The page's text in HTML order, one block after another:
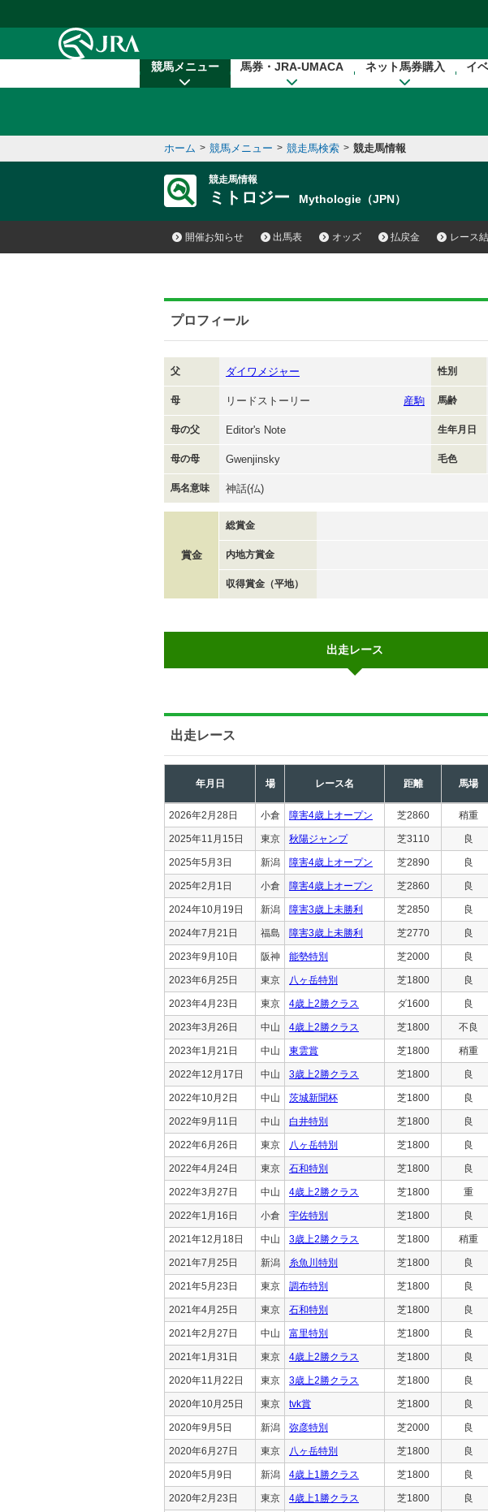
競馬メニュー 馬券・JRA-UMACA ネット馬券購入 イ
ホーム > 競馬メニュー > 競走馬検索 > 競走馬情報
競走馬情報
ミトロジー Mythologie（JPN）
開催お知らせ 出馬表 オッズ 払戻金 レース
プロフィール
父 ダイワメジャー 性別
母 リードストーリー 産駒 馬齢
母の父 Editor's Note 生年月日
母の母 Gwenjinsky 毛色
馬名意味 神話(仏)
賞金
総賞金
内地方賞金
収得賞金（平地）
出走レース
出走レース
年月日 場 レース名 距離 馬場
2026年2月28日 小倉 障害4歳上オープン 芝2860 稍重
2025年11月15日 東京 秋陽ジャンプ 芝3110 良
2025年5月3日 新潟 障害4歳上オープン 芝2890 良
2025年2月1日 小倉 障害4歳上オープン 芝2860 良
2024年10月19日 新潟 障害3歳上未勝利 芝2850 良
2024年7月21日 福島 障害3歳上未勝利 芝2770 良
2023年9月10日 阪神 能勢特別 芝2000 良
2023年6月25日 東京 八ヶ岳特別 芝1800 良
2023年4月23日 東京 4歳上2勝クラス ダ1600 良
2023年3月26日 中山 4歳上2勝クラス 芝1800 不良
2023年1月21日 中山 東雲賞 芝1800 稍重
2022年12月17日 中山 3歳上2勝クラス 芝1800 良
2022年10月2日 中山 茨城新聞杯 芝1800 良
2022年9月11日 中山 白井特別 芝1800 良
2022年6月26日 東京 八ヶ岳特別 芝1800 良
2022年4月24日 東京 石和特別 芝1800 良
2022年3月27日 中山 4歳上2勝クラス 芝1800 重
2022年1月16日 小倉 宇佐特別 芝1800 良
2021年12月18日 中山 3歳上2勝クラス 芝1800 稍重
2021年7月25日 新潟 糸魚川特別 芝1800 良
2021年5月23日 東京 調布特別 芝1800 良
2021年4月25日 東京 石和特別 芝1800 良
2021年2月27日 中山 富里特別 芝1800 良
2021年1月31日 東京 4歳上2勝クラス 芝1800 良
2020年11月22日 東京 3歳上2勝クラス 芝1800 良
2020年10月25日 東京 tvk賞 芝1800 良
2020年9月5日 新潟 弥彦特別 芝2000 良
2020年6月27日 東京 八ヶ岳特別 芝1800 良
2020年5月9日 新潟 4歳上1勝クラス 芝1800 良
2020年2月23日 東京 4歳上1勝クラス 芝1800 良